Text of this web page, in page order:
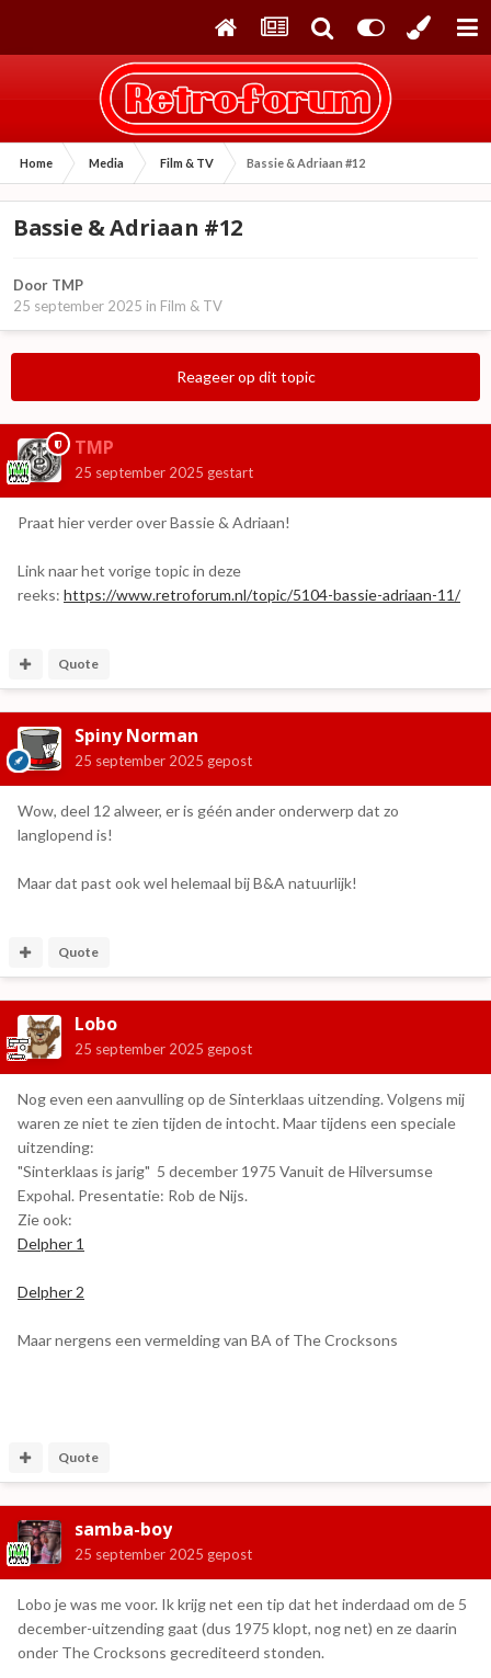
Home Media Film & TV Bassie & Adriaan #12
Bassie & Adriaan #12
Door TMP
25 september 2025 in Film & TV
Reageer op dit topic
TMP
25 september 2025 gestart
Praat hier verder over Bassie & Adriaan!
Link naar het vorige topic in deze
ree ks: https://www.retroforum.nl/topic/5104-bassie-adriaan-11/
Quote
Spiny Norman
25 september 2025 gepost
Wow, deel 12 alweer, er is géén ander onderwerp dat zo
langlopend is!
Maar dat past ook wel helemaal bij B&A natuurlijk!
Quote
Lobo
25 september 2025 gepost
Nog even een aanvulling op de Sinterklaas uitzending. Volgens mij
waren ze niet te zien tijden de intocht. Maar tijdens een speciale
uitzending:
"Sinterklaas is jarig" 5 december 1975 Vanuit de Hilversumse
Expohal. Presentatie: Rob de Nijs.
Zie ook:
Delpher 1
Delpher 2
Maar nergens een vermelding van BA of The Crocksons
Quote
samba-boy
25 september 2025 gepost
Lobo je was me voor. Ik krijg net een tip dat het inderdaad om de 5
december-uitzending gaat (dus 1975 klopt, nog net) en ze daarin
onder The Crocksons gecrediteerd stonden.